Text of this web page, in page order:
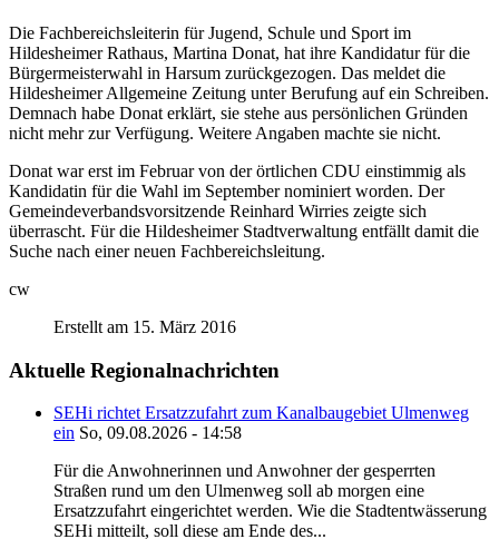
Die Fachbereichsleiterin für Jugend, Schule und Sport im
Hildesheimer Rathaus, Martina Donat, hat ihre Kandidatur für die
Bürgermeisterwahl in Harsum zurückgezogen. Das meldet die
Hildesheimer Allgemeine Zeitung unter Berufung auf ein Schreiben.
Demnach habe Donat erklärt, sie stehe aus persönlichen Gründen
nicht mehr zur Verfügung. Weitere Angaben machte sie nicht.
Donat war erst im Februar von der örtlichen CDU einstimmig als
Kandidatin für die Wahl im September nominiert worden. Der
Gemeindeverbandsvorsitzende Reinhard Wirries zeigte sich
überrascht. Für die Hildesheimer Stadtverwaltung entfällt damit die
Suche nach einer neuen Fachbereichsleitung.
cw
Erstellt am 15. März 2016
Aktuelle Regionalnachrichten
SEHi richtet Ersatzzufahrt zum Kanalbaugebiet Ulmenweg
ein So, 09.08.2026 - 14:58
Für die Anwohnerinnen und Anwohner der gesperrten
Straßen rund um den Ulmenweg soll ab morgen eine
Ersatzzufahrt eingerichtet werden. Wie die Stadtentwässerung
SEHi mitteilt, soll diese am Ende des...